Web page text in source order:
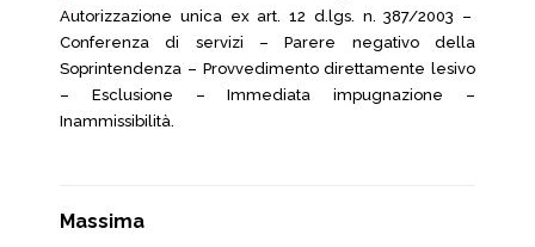
Autorizzazione unica ex art. 12 d.lgs. n. 387/2003 –
Conferenza di servizi – Parere negativo della
Soprintendenza – Provvedimento direttamente lesivo
– Esclusione – Immediata impugnazione –
Inammissibilità.
Massima